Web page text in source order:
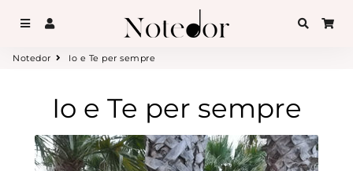
Menu Cerca
Notedor Io e Te per sempre
Io e Te per sempre